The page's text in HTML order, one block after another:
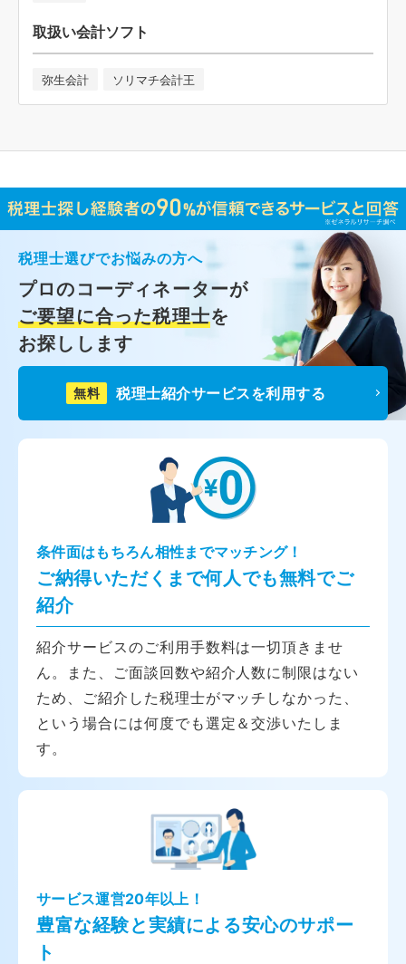
取扱い会計ソフト
弥生会計 ソリマチ会計王
税理士選びでお悩みの方へ
プロのコーディネーターが
ご要望に合った税理士を
お探しします
無料 税理士紹介サービスを利用する
条件面はもちろん相性までマッチング！
ご納得いただくまで何人でも無料でご
紹介
紹介サービスのご利用手数料は一切頂きませ
ん。また、ご面談回数や紹介人数に制限はない
ため、ご紹介した税理士がマッチしなかった、
という場合には何度でも選定＆交渉いたしま
す。
サービス運営20年以上！
豊富な経験と実績による安心のサポー
ト